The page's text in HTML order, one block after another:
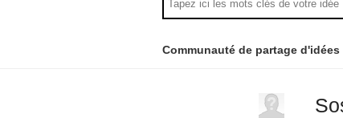
Communauté de partage d'idées